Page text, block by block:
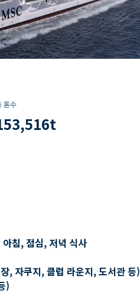
톤수
t
침, 점심, 저녁 식사
, 자쿠지, 클럽 라운지, 도서관 등)
)